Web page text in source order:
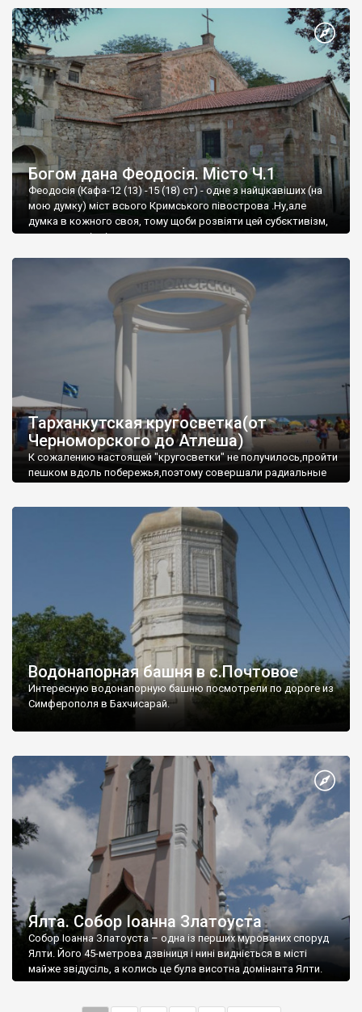
Богом дана Феодосія. Місто Ч.1
Феодосія (Кафа-12 (13) -15 (18) ст) - одне з найцікавіших (на
мою думку) міст всього Кримського півострова .Ну,але
думка в кожного своя, тому щоби розвіяти цей субєктивізм,
запрошую відвідати це
Тарханкутская кругосветка(от
Черноморского до Атлеша)
К сожалению настоящей "кругосветки" не получилось,пройти
пешком вдоль побережья,поэтому совершали радиальные
Водонапорная башня в с.Почтовое
Интересную водонапорную башню посмотрели по дороге из
Симферополя в Бахчисарай.
Ялта. Собор Іоанна Златоуста
Собор Іоанна Златоуста – одна із перших мурованих споруд
Ялти. Його 45-метрова дзвіниця і нині видніється в місті
майже звідусіль, а колись це була висотна домінанта Ялти.